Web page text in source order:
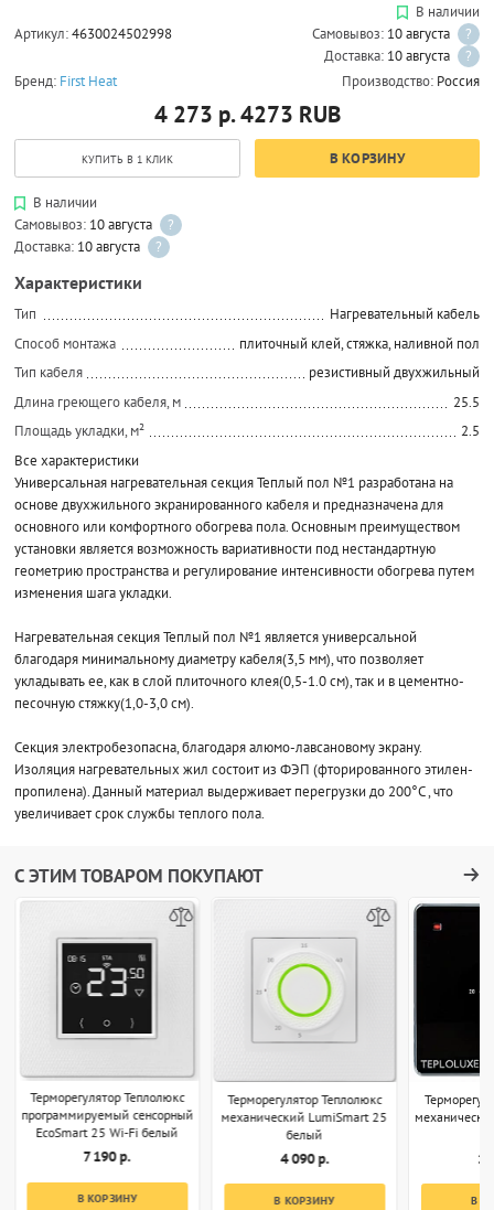
Артикул:4630024502998
В наличии
Самовывоз: 10 августа
?
Доставка: 10 августа
?
Бренд: First Heat Производство: Россия
4 273 р. 4273 RUB
КУПИТЬ В 1 КЛИК В КОРЗИНУ
В наличии
Самовывоз: 10 августа
?
Доставка: 10 августа ?
Характеристики
Тип
Нагревательный кабель
Способ монтажа
плиточный клей, стяжка, наливной пол
Тип кабеля
резистивный двухжильный
Длина греющего кабеля, м
25.5
Площадь укладки, м²
2.5
Все характеристики
Универсальная нагревательная секция Теплый пол №1 разработана на
основе двухжильного экранированного кабеля и предназначена для
основного или комфортного обогрева пола. Основным преимуществом
установки является возможность вариативности под нестандартную
геометрию пространства и регулирование интенсивности обогрева путем
изменения шага укладки.
Нагревательная секция Теплый пол №1 является универсальной
благодаря минимальному диаметру кабеля(3,5 мм), что позволяет
укладывать ее, как в слой плиточного клея(0,5-1.0 см), так и в цементно-
песочную стяжку(1,0-3,0 см).
Секция электробезопасна, благодаря алюмо-лавсановому экрану.
Изоляция нагревательных жил состоит из ФЭП (фторированного этилен-
пропилена). Данный материал выдерживает перегрузки до 200°С , что
увеличивает срок службы теплого пола.
С ЭТИМ ТОВАРОМ ПОКУПАЮТ
Терморегулятор Теплолюкс
программируемый сенсорный
EcoSmart 25 Wi-Fi белый
7 190 р.
В КОРЗИНУ
Терморегулятор Теплолюкс
механический LumiSmart 25
белый
4 090 р.
В КОРЗИНУ
1
В